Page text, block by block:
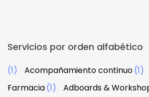
Servicios por orden alfabético
(1) Acompañamiento continuo(1)
Farmacia(1) Adboards &